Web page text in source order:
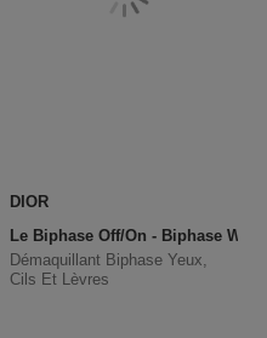
Makeup Remover Oil
DIOR
Le Biphase Off/on - Biphase
Démaquillant Biphase Yeux,
Cils Et Lèvres